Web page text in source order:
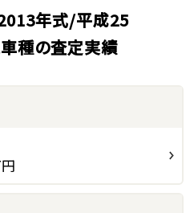
年式/平成25
種の査定実績